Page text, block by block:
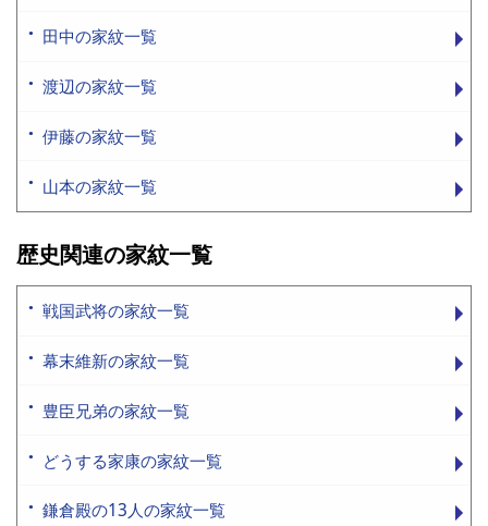
田中の家紋一覧
渡辺の家紋一覧
伊藤の家紋一覧
山本の家紋一覧
歴史関連の家紋一覧
戦国武将の家紋一覧
幕末維新の家紋一覧
豊臣兄弟の家紋一覧
どうする家康の家紋一覧
鎌倉殿の13人の家紋一覧